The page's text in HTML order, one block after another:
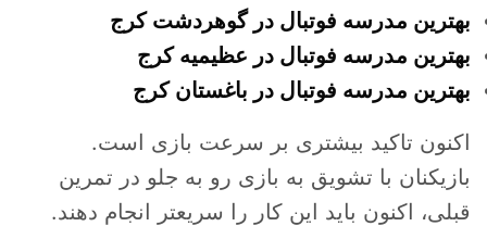
بهترین مدرسه فوتبال در گوهردشت کرج
بهترین مدرسه فوتبال در عظیمیه کرج
بهترین مدرسه فوتبال در باغستان کرج
اکنون تاکید بیشتری بر سرعت بازی است.
بازیکنان با تشویق به بازی رو به جلو در تمرین
قبلی، اکنون باید این کار را سریعتر انجام دهند.